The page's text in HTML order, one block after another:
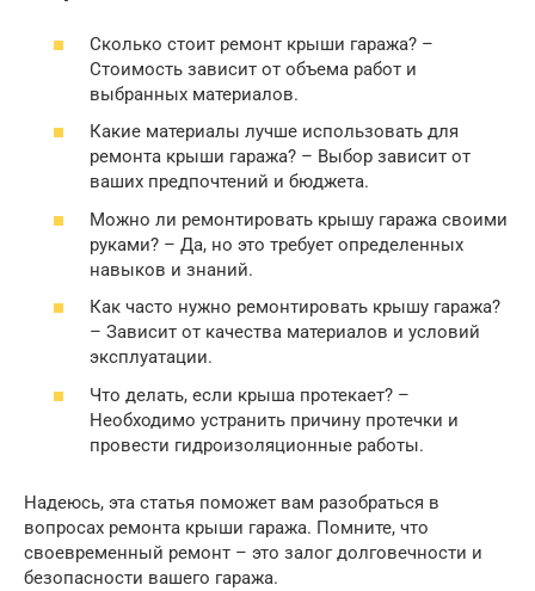
Сколько стоит ремонт крыши гаража? –
Стоимость зависит от объема работ и
выбранных материалов.
Какие материалы лучше использовать для
ремонта крыши гаража? – Выбор зависит от
ваших предпочтений и бюджета.
Можно ли ремонтировать крышу гаража своими
руками? – Да, но это требует определенных
навыков и знаний.
Как часто нужно ремонтировать крышу гаража?
– Зависит от качества материалов и условий
эксплуатации.
Что делать, если крыша протекает? –
Необходимо устранить причину протечки и
провести гидроизоляционные работы.
Надеюсь, эта статья поможет вам разобраться в
вопросах ремонта крыши гаража. Помните, что
своевременный ремонт – это залог долговечности и
безопасности вашего гаража.